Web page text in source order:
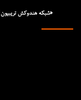
«شبکه هند‌و‌کش تریبیون | خبرهایی از حاشیه، داستان‌هایی از سرچشمه»